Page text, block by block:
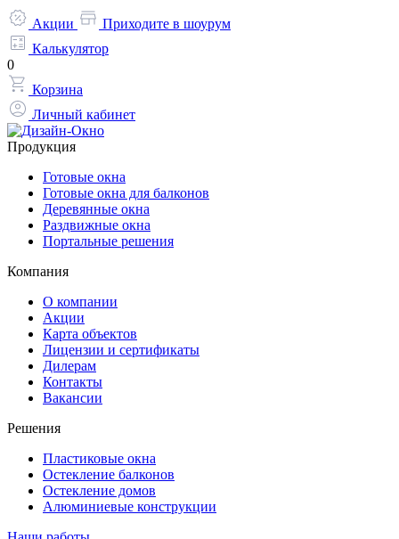
Акции
Приходите в шоурум
Калькулятор
0
Корзина
Личный кабинет
Продукция
Готовые окна
Готовые окна для балконов
Деревянные окна
Раздвижные окна
Портальные решения
Компания
О компании
Акции
Карта объектов
Лицензии и сертификаты
Дилерам
Контакты
Вакансии
Решения
Пластиковые окна
Остекление балконов
Остекление домов
Алюминиевые конструкции